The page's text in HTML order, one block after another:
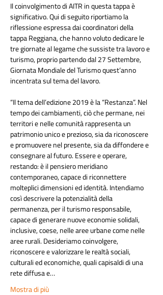
Il coinvolgimento di AITR in questa tappa è
significativo. Qui di seguito riportiamo la
riflessione espressa dai coordinatori della
tappa Reggiana, che hanno voluto dedicare le
tre giornate al legame che sussiste tra lavoro e
turismo, proprio partendo dal 27 Settembre,
Giornata Mondiale del Turismo quest’anno
incentrata sul tema del lavoro.
“Il tema dell’edizione 2019 è la “Restanza”. Nel
tempo dei cambiamenti, ciò che permane, nei
territori e nelle comunità rappresenta un
patrimonio unico e prezioso, sia da riconoscere
e promuovere nel presente, sia da diffondere e
consegnare al futuro. Essere e operare,
restando: è il pensiero meridiano
contemporaneo, capace di riconnettere
molteplici dimensioni ed identità. Intendiamo
così descrivere la potenzialità della
permanenza, per il turismo responsabile,
capace di generare nuove economie solidali,
inclusive, coese, nelle aree urbane come nelle
aree rurali. Desideriamo coinvolgere,
riconoscere e valorizzare le realtà sociali,
culturali ed economiche, quali capisaldi di una
rete diffusa e…
Mostra di più